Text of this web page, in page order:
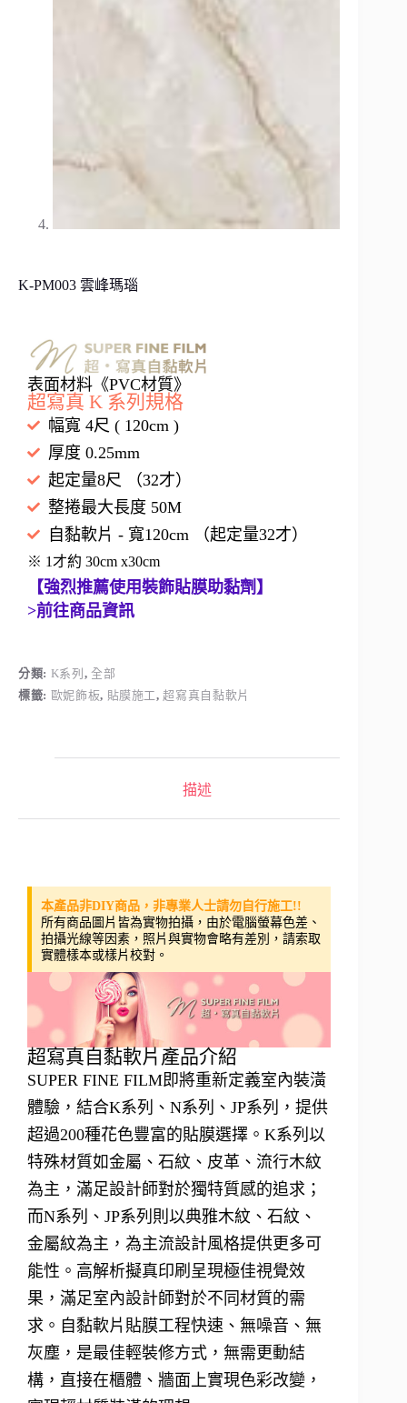
K-PM003 雲峰瑪瑙
表面材料《PVC材質》
超寫真 K 系列規格
幅寬 4尺 ( 120cm )
厚度 0.25mm
起定量8尺 （32才）
整捲最大長度 50M
自黏軟片 - 寬120cm （起定量32才）
※ 1才約 30cm x30cm
【強烈推薦使用裝飾貼膜助黏劑】
>前往商品資訊
分類: K系列 , 全部
標籤: 歐妮飾板, 貼膜施工,超寫真自黏軟片
描述
本產品非DIY商品，非專業人士請勿自行施工!!
所有商品圖片皆為實物拍攝，由於電腦螢幕色差、
拍攝光線等因素，照片與實物會略有差別，請索取
實體樣本或樣片校對。
超寫真自黏軟片產品介紹
SUPER FINE FILM即將重新定義室內裝潢
體驗，結合K系列、N系列、JP系列，提供
超過200種花色豐富的貼膜選擇。K系列以
特殊材質如金屬、石紋、皮革、流行木紋
為主，滿足設計師對於獨特質感的追求；
而N系列、JP系列則以典雅木紋、石紋、
金屬紋為主，為主流設計風格提供更多可
能性。高解析擬真印刷呈現極佳視覺效
果，滿足室內設計師對於不同材質的需
求。自黏軟片貼膜工程快速、無噪音、無
灰塵，是最佳輕裝修方式，無需更動結
構，直接在櫃體、牆面上實現色彩改變，